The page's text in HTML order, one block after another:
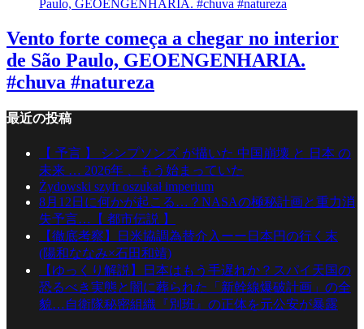
Vento forte começa a chegar no interior
de São Paulo, GEOENGENHARIA.
#chuva #natureza
最近の投稿
【 予言 】 シンプソンズ が描いた 中国崩壊 と 日本 の
未来 … 2026年 、もう始まっていた
Żydowski szyfr oszukał imperium
8月12日に何かが起こる…？NASAの極秘計画と重力消
失予言…【 都市伝説 】
【徹底考察】日米協調為替介入ーー日本円の行く末
(陽和ななみ×石田和靖)
【ゆっくり解説】日本はもう手遅れか？スパイ天国の
恐るべき実態と闇に葬られた「新幹線爆破計画」の全
貌…自衛隊秘密組織『別班』の正体を元公安が暴露